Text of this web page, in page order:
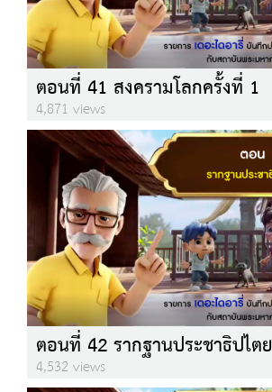
ตอนที่ 41 สงครามโลกครั้งที่ 1
4,871 views
ตอนที่ 42 รากฐานประชาธิปไตย
4,532 views